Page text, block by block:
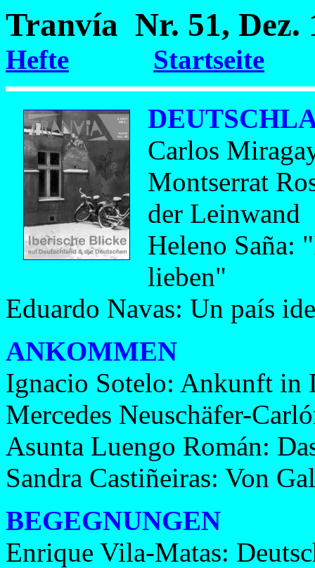
Tranvía Nr. 51,
Hefte
Startseite
Carlos
Montserrat
der Leinwand
Heleno Saña:
lieben"
Eduardo Navas: Un país
ANKOMMEN
Ignacio Sotelo: Ankunft in
Mercedes Neuschäfer-
Asunta Luengo Román:
Sandra Castiñeiras: Von
BEGEGNUNGEN
Enrique Vila-Matas: